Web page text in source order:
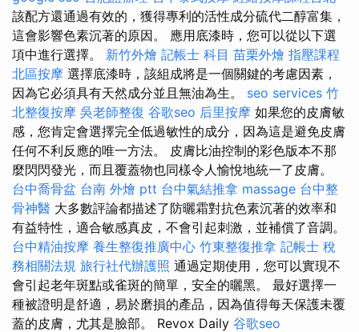
該配方還通過有效的，獲得專利的活性成分硫代二醇富集，
這會影響色素沉著的原因。 應用底漆時，您可以從以下選
項中進行選擇。 新竹外燴 記帳士 科目 苗栗外燴 指壓課程
北區按摩 選擇底漆時，該組成將是一個關鍵的考慮因素，
因為它必須具有天然成分並且無油為生。 seo services 竹
北整復按摩 吳老師整復 谷歌seo 后里按摩 如果您的皮膚敏
感，您肯定會選擇完全低過敏性的成分，因為這是避免皮膚
任何不利反應的唯一方法。 皮膚比油控制的彩色版本不那
麼閃閃發光，而且覆蓋物也同樣令人愉悅地統一了皮膚。
台中喬骨盆 台南 外燴 ptt 台中氣結推拿 massage 台中整
骨神醫 大多數評論都描述了防曬霜對抗色素沉著的效率和
有益特性，適合敏感真皮，不會引起刺激，並補償了音調。
台中精油按摩 養生整復推廣中心 竹東整復推拿 記帳士 稅
務相關法規 旅行社代辦護照 通過定期使用，您可以實現不
會引起老年斑點或雀斑的簡單，安全的曬黑。 最好選擇一
種被證明是舒適，易於磨損的產品，因為值得每天保護未覆
蓋的皮膚，尤其是臉部。 Revox Daily 谷歌seo